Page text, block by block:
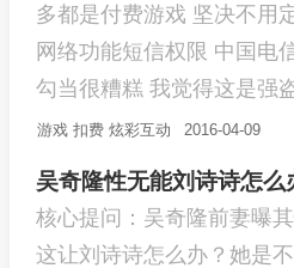
多都是付费游戏 坚决不用
网络功能短信权限 中国电
勾当很糟糕 我觉得这是强
游戏 扣费 炫彩互动 2016-04-09
吴奇隆性无能刘诗诗怎么
核心提问：吴奇隆前妻曝
这让刘诗诗怎么办？她是